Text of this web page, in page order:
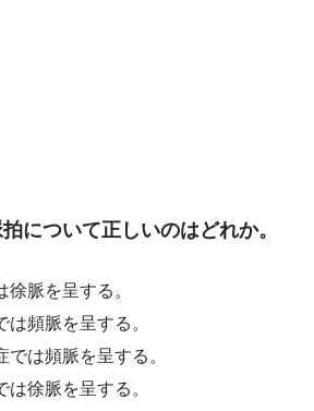
について正しいのはどれか。
脈を呈する。
頻脈を呈する。
は頻脈を呈する。
徐脈を呈する。